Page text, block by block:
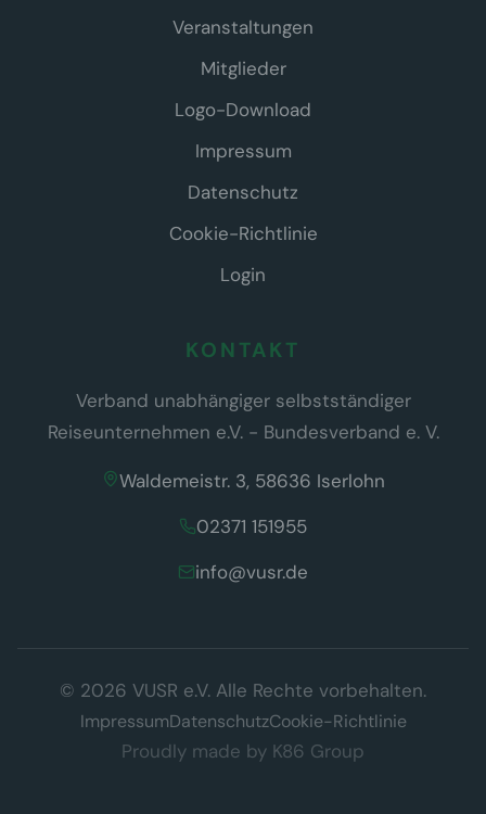
Veranstaltungen
Mitglieder
Logo-Download
Impressum
Datenschutz
Cookie-Richtlinie
Login
KONTAKT
Verband unabhängiger selbstständiger
Reiseunternehmen e.V. - Bundesverband e. V.
Waldemeistr. 3, 58636 Iserlohn
02371 151955
info@vusr.de
© 2026 VUSR e.V. Alle Rechte vorbehalten.
ImpressumDatenschutzCookie-Richtlinie
Proudly made by K86 Group
Diese Website verwendet ausschließlich technisch notwendige
TDDDG). Es werden keine Tracking- oder Marketing-Cookies
eingesetzt.Datenschutzerklärung